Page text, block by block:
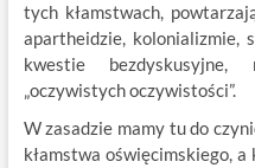
tych kłamstwach,
apartheidzie, kolonializmie,
kwestie
„oczywistych oczywistości”.
W zasadzie mamy tu do
kłamstwa oświęcimskiego,